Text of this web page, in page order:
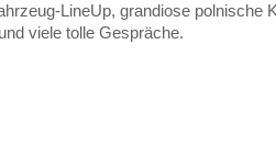
LineUp, grandiose polnische
viele tolle Gespräche.